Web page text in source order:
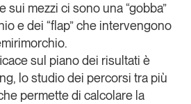
sui mezzi ci sono una “gobba”
e dei “flap” che intervengono
sul piano dei risultati è
, lo studio dei percorsi tra più
permette di calcolare la